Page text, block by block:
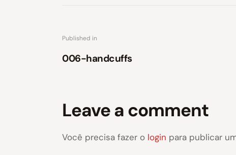
Published in
006-handcuffs
Leave a comment
Você precisa fazer o login para publicar